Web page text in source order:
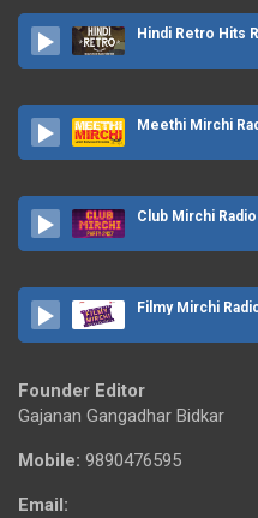
Hindi Retro Hits
Meethi Mirchi
Club Mirchi Radio
Filmy Mirchi
Founder Editor
Gajanan Gangadhar Bidkar
Mobile: 9890476595
Email: